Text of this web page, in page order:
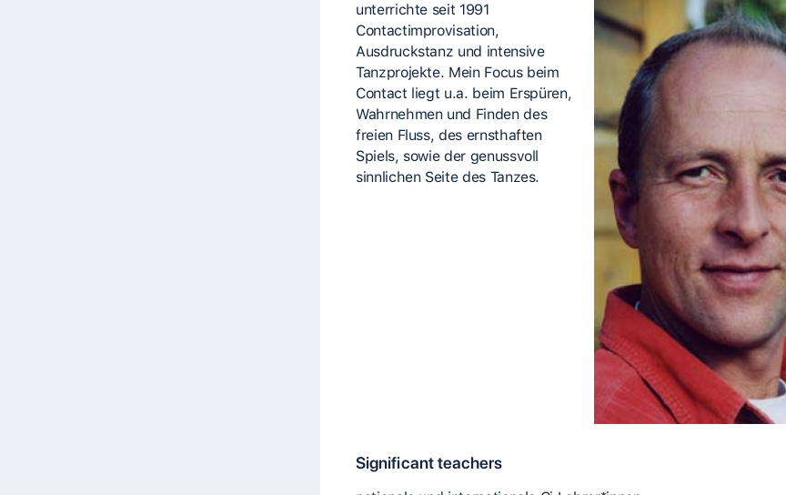
unterrichte seit 1991
Contactimprovisation,
Ausdruckstanz und intensive
Tanzprojekte. Mein Focus beim
Contact liegt u.a. beim Erspüren,
Wahrnehmen und Finden des
freien Fluss, des ernsthaften
Spiels, sowie der genussvoll
sinnlichen Seite des Tanzes.
Significant teachers